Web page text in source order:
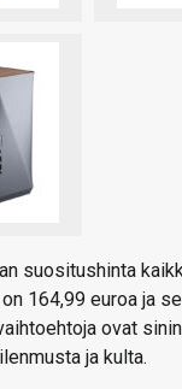
suositushinta
164,99 euroa ja
ovat
ja kulta.